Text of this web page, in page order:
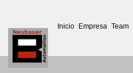
Inicio Empresa Team